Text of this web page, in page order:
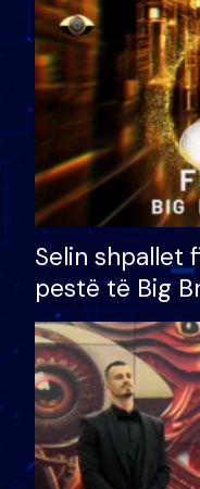
Selin shpallet
pestë të Big
çmimin e